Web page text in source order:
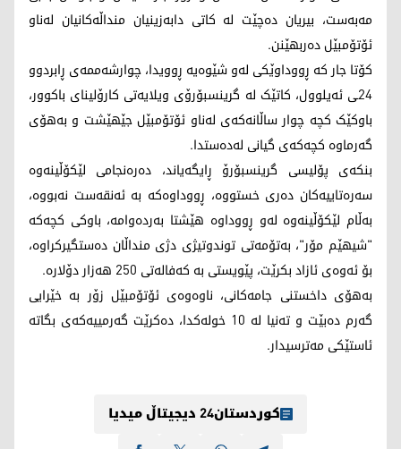
مەبەست، بیریان دەچێت لە کاتی دابەزینیان منداڵەکانیان لەناو
ئۆتۆمبێل دەربهێنن.
کۆتا جار کە ڕووداوێکی لەو شێوەیە ڕوویدا، چوارشەممەی ڕابردوو
24ـی ئەیلوول، کاتێک لە گرینسبۆرۆی ویلایەتی کارۆلینای باکوور،
باوکێک کچە چوار ساڵانەکەی لەناو ئۆتۆمبێل جێهێشت و بەهۆی
گەرماوە کچەکەی گیانی لەدەستدا.
بنکەی پۆلیسی گرینسبۆرۆ ڕایگەیاند، دەرەنجامی لێکۆڵینەوە
سەرەتاییەکان دەری خستووە، ڕووداوەکە بە ئەنقەست نەبووە،
بەڵام لێکۆڵینەوە لەو ڕووداوە هێشتا بەردەوامە، باوکی کچەکە
"شیهێم مۆر"، بەتۆمەتی توندوتیژی دژی منداڵان دەستگیرکراوە،
بۆ ئەوەی ئازاد بکرێت، پێویستی بە کەفالەتی 250 هەزار دۆلارە.
بەهۆی داخستنی جامەکانی، ناوەوەی ئۆتۆمبێل زۆر بە خێرایی
گەرم دەبێت و تەنیا لە 10 خولەکدا، دەکرێت گەرمییەکەی بگاتە
ئاستێکی مەترسیدار.
کوردستان24 دیجیتاڵ میدیا